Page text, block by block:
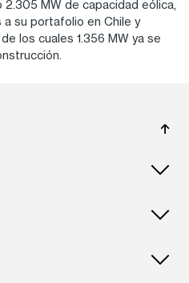
MW de capacidad eólica,
su portafolio en Chile y
los cuales 1.356 MW ya se